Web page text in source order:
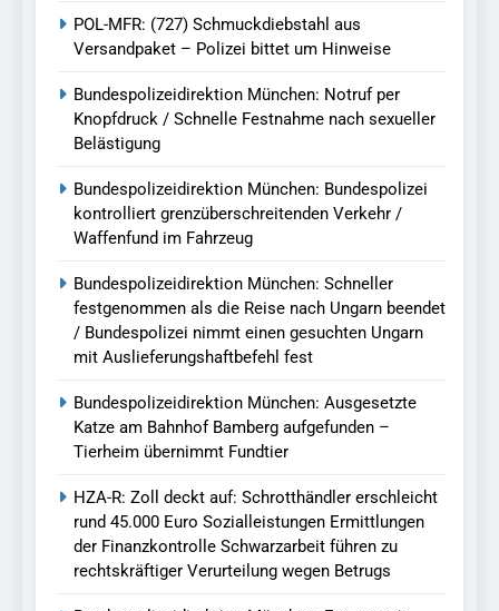
POL-MFR: (727) Schmuckdiebstahl aus
Versandpaket – Polizei bittet um Hinweise
Bundespolizeidirektion München: Notruf per
Knopfdruck / Schnelle Festnahme nach sexueller
Belästigung
Bundespolizeidirektion München: Bundespolizei
kontrolliert grenzüberschreitenden Verkehr /
Waffenfund im Fahrzeug
Bundespolizeidirektion München: Schneller
festgenommen als die Reise nach Ungarn beendet
/ Bundespolizei nimmt einen gesuchten Ungarn
mit Auslieferungshaftbefehl fest
Bundespolizeidirektion München: Ausgesetzte
Katze am Bahnhof Bamberg aufgefunden –
Tierheim übernimmt Fundtier
HZA-R: Zoll deckt auf: Schrotthändler erschleicht
rund 45.000 Euro Sozialleistungen Ermittlungen
der Finanzkontrolle Schwarzarbeit führen zu
rechtskräftiger Verurteilung wegen Betrugs